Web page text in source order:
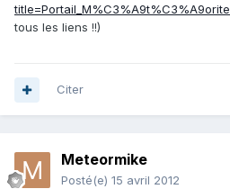
title=Portail_M%C3%A9t%C3%A9orite
tous les liens !!)
Citer
Meteormike
Posté(e) 15 avril 2012